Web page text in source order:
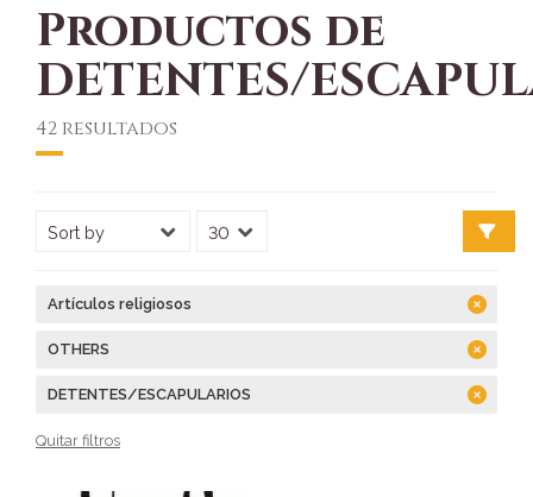
Productos de
DETENTES/
42 resultados
Artículos religiosos
OTHERS
DETENTES/ESCAPULARIOS
Quitar filtros